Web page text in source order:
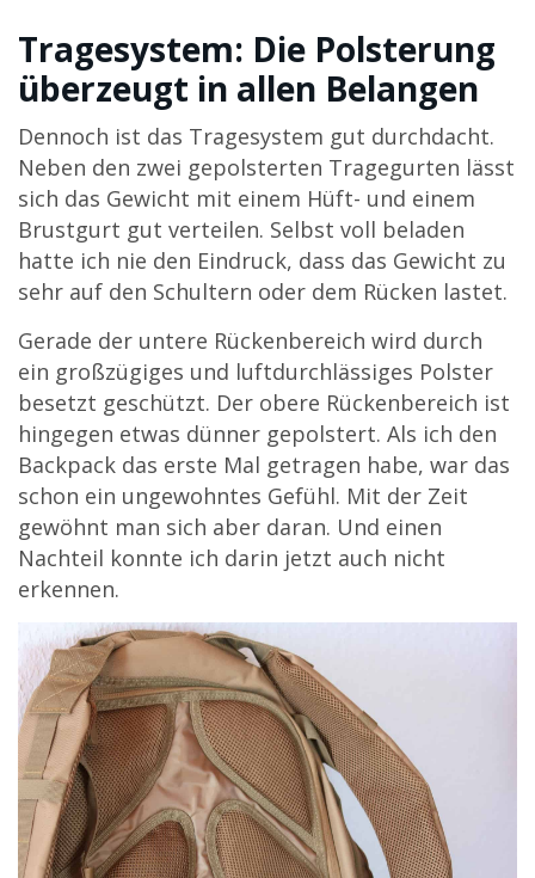
Tragesystem: Die Polsterung
überzeugt in allen Belangen
Dennoch ist das Tragesystem gut durchdacht.
Neben den zwei gepolsterten Tragegurten lässt
sich das Gewicht mit einem Hüft- und einem
Brustgurt gut verteilen. Selbst voll beladen
hatte ich nie den Eindruck, dass das Gewicht zu
sehr auf den Schultern oder dem Rücken lastet.
Gerade der untere Rückenbereich wird durch
ein großzügiges und luftdurchlässiges Polster
besetzt geschützt. Der obere Rückenbereich ist
hingegen etwas dünner gepolstert. Als ich den
Backpack das erste Mal getragen habe, war das
schon ein ungewohntes Gefühl. Mit der Zeit
gewöhnt man sich aber daran. Und einen
Nachteil konnte ich darin jetzt auch nicht
erkennen.